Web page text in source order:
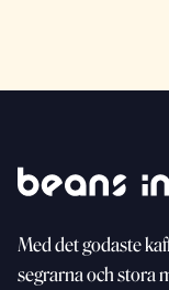
Meddet godaste
segrarna och stora